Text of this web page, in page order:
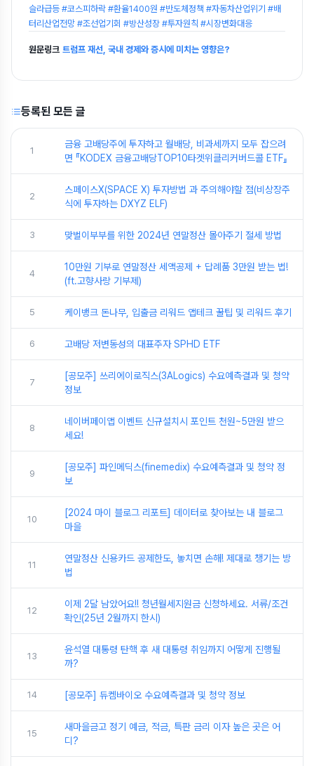
슬라급등 #코스피하락 #환율1400원 #반도체정책 #자동차산업위기 #배
터리산업전망 #조선업기회 #방산성장 #투자원칙 #시장변화대응
원문링크 트럼프 재선, 국내 경제와 증시에 미치는 영향은?
등록된 모든 글
1
금융 고배당주에 투자하고 월배당, 비과세까지 모두 잡으려
면 『KODEX 금융고배당TOP10타겟위클리커버드콜 ETF』
2
스페이스X(SPACE X) 투자방법 과 주의해야할 점(비상장주
식에 투자하는 DXYZ ELF)
3 맞벌이부부를 위한 2024년 연말정산 몰아주기 절세 방법
4
10만원 기부로 연말정산 세액공제 + 답례품 3만원 받는 법!
(ft.고향사랑 기부제)
5 케이뱅크 돈나무, 입출금 리워드 앱테크 꿀팁 및 리워드 후기
6 고배당 저변동성의 대표주자 SPHD ETF
7
[공모주] 쓰리에이로직스(3ALogics) 수요예측결과 및 청약
정보
8
네이버페이앱 이벤트 신규설치시 포인트 천원~5만원 받으
세요!
9
[공모주] 파인메딕스(finemedix) 수요예측결과 및 청약 정
보
10
[2024 마이 블로그 리포트] 데이터로 찾아보는 내 블로그
마을
11
연말정산 신용카드 공제한도, 놓치면 손해! 제대로 챙기는 방
법
12
이제 2달 남았어요!! 청년월세지원금 신청하세요. 서류/조건
확인(25년 2월까지 한시)
13
윤석열 대통령 탄핵 후 새 대통령 취임까지 어떻게 진행될
까?
14 [공모주] 듀켐바이오 수요예측결과 및 청약 정보
15
새마을금고 정기 예금, 적금, 특판 금리 이자 높은 곳은 어
디?